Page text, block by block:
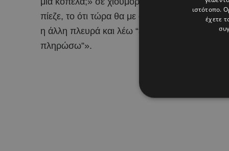
πίεζε, το ότι τώρα θα με αντιπαθούν, γιατί θα
η άλλη πλευρά και λέω “ξεκαθάρισέ το να
πληρώσω”».
ιστότοπο.
έχετε